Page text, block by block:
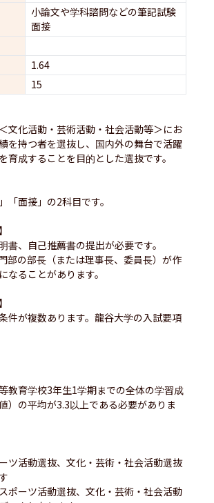
小論文や学科諮問などの筆記試験
面接
1.64
15
文化活動・芸術活動・社会活動等＞にお
を持つ者を選抜し、国内外の舞台で活躍
育成することを目的とした選抜です。
「面接」の2科目です。
書、自己推薦書の提出が必要です。
部の部長（または理事長、委員長）が作
なることがあります。
件が複数あります。龍谷大学の入試要項
教育学校3年生1学期までの全体の学習成
）の平均が3.3以上である必要がありま
ツ活動選抜、文化・芸術・社会活動選抜
ポーツ活動選抜、文化・芸術・社会活動